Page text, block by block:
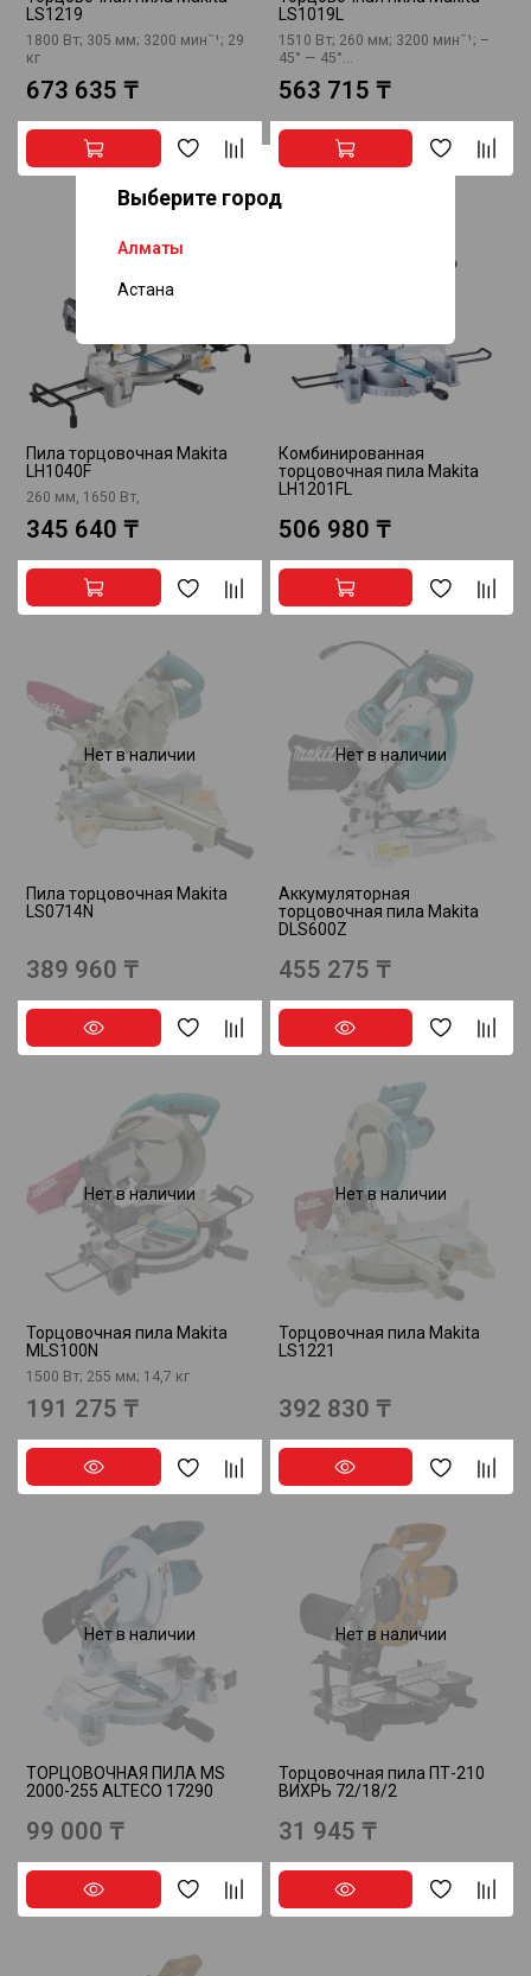
Выберите город
Алматы
Астана
LS1219
1800 Вт; 305 мм; 3200 минˉ¹; 29
кг
673 635 ₸
LS1019L
1510 Вт; 260 мм; 3200 минˉ¹; –
45° — 45°...
563 715 ₸
Пила торцовочная Makita
LH1040F
260 мм, 1650 Вт,
345 640 ₸
Комбинированная
торцовочная пила Makita
LH1201FL
506 980 ₸
Нет в наличии
Пила торцовочная Makita
LS0714N
389 960 ₸
Нет в наличии
Аккумуляторная
торцовочная пила Makita
DLS600Z
455 275 ₸
Нет в наличии
Торцовочная пила Makita
MLS100N
1500 Вт; 255 мм; 14,7 кг
191 275 ₸
Нет в наличии
Торцовочная пила Makita
LS1221
392 830 ₸
Нет в наличии
ТОРЦОВОЧНАЯ ПИЛА MS
2000-255 ALTECO 17290
99 000 ₸
Нет в наличии
Торцовочная пила ПТ-210
ВИХРЬ 72/18/2
31 945 ₸